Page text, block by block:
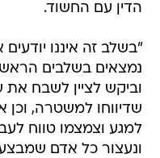
הדין עם החשוד.
"בשלב זה איננו
נמצאים בשלבים
וביקש לציין לשבח
שדיווחו למשטרה,
למגע וצמצמו טווח
ונעצור כל אדם